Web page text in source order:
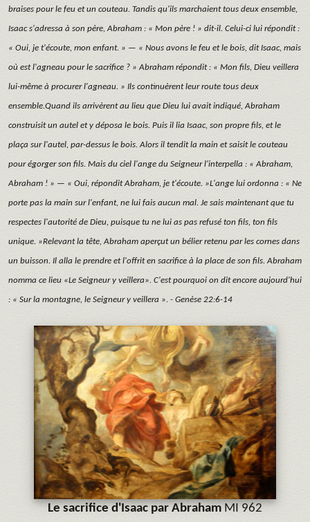
braises pour le feu et un couteau. Tandis qu'ils marchaient tous deux ensemble,
Isaac s'adressa à son père, Abraham : « Mon père ! » dit-il. Celui-ci lui répondit :
« Oui, je t'écoute, mon enfant. » — « Nous avons le feu et le bois, dit Isaac, mais
où est l'agneau pour le sacrifice ? » Abraham répondit : « Mon fils, Dieu veillera
lui-même à procurer l'agneau. » Ils continuèrent leur route tous deux
ensemble.Quand ils arrivèrent au lieu que Dieu lui avait indiqué, Abraham
construisit un autel et y déposa le bois. Puis il lia Isaac, son propre fils, et le
plaça sur l'autel, par-dessus le bois. Alors il tendit la main et saisit le couteau
pour égorger son fils. Mais du ciel l'ange du Seigneur l'interpella : « Abraham,
Abraham ! » — « Oui, répondit Abraham, je t'écoute. »L'ange lui ordonna : « Ne
porte pas la main sur l'enfant, ne lui fais aucun mal. Je sais maintenant que tu
respectes l'autorité de Dieu, puisque tu ne lui as pas refusé ton fils, ton fils
unique. »Relevant la tête, Abraham aperçut un bélier retenu par les cornes dans
un buisson. Il alla le prendre et l'offrit en sacrifice à la place de son fils. Abraham
nomma ce lieu «Le Seigneur y veillera». C'est pourquoi on dit encore aujourd'hui
: « Sur la montagne, le Seigneur y veillera ». - Genèse 22:6-14
Le sacrifice d'Isaac par AbrahamMI 962